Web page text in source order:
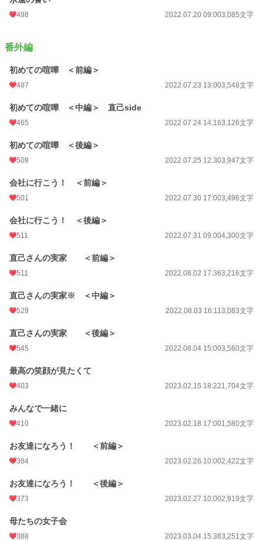
498 2022.07.20 09:003,085文字
番外編
初めての喧嘩 ＜前編＞
487 2022.07.23 13:003,548文字
初めての喧嘩 ＜中編＞ 直己side
465 2022.07.24 14:163,126文字
初めての喧嘩 ＜後編＞
509 2022.07.25 12:303,947文字
会社に行こう！ ＜前編＞
501 2022.07.30 17:003,496文字
会社に行こう！ ＜後編＞
511 2022.07.31 09:004,300文字
直己さんの実家 ＜前編＞
511 2022.08.02 17:363,216文字
直己さんの実家※ ＜中編＞
529 2022.08.03 16:113,083文字
直己さんの実家 ＜後編＞
545 2022.08.04 15:003,560文字
最高の笑顔が見たくて
403 2023.02.15 18:221,704文字
みんなで一緒に
410 2023.02.18 17:001,580文字
お友達になろう！ ＜前編＞
384 2023.02.26 10:002,422文字
お友達になろう！ ＜後編＞
373 2023.02.27 10:002,919文字
母たちの女子会
388 2023.03.04 15:383,251文字